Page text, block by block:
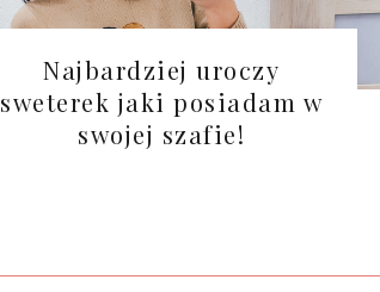
Najbardziej uroczy
sweterek jaki posiadam w
swojej szafie!